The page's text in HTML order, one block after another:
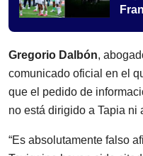
Gregorio Dalbón,
comunicado oficial en el
que el pedido de
no está dirigido a Tapia ni
“Es absolutamente falso